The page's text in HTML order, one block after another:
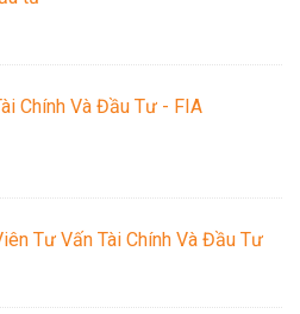
Chính Và Đầu Tư - FIA
Tư Vấn Tài Chính Và Đầu Tư